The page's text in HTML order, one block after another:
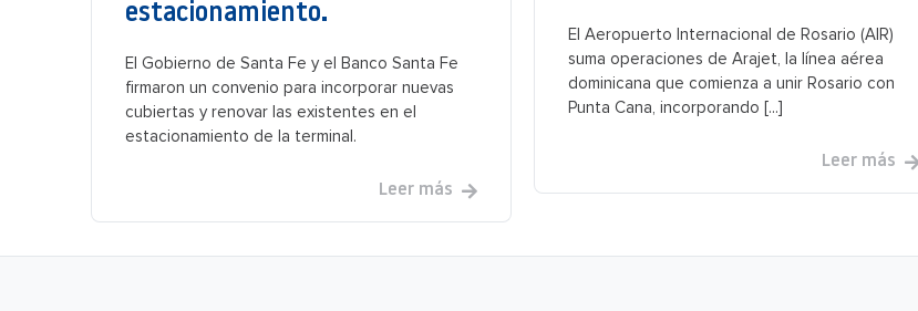
estacionamiento.
El Gobierno de Santa Fe y el Banco Santa Fe
firmaron un convenio para incorporar nuevas
cubiertas y renovar las existentes en el
estacionamiento de la terminal.
Leer más
El Aeropuerto Internacional de Rosario (AIR)
suma operaciones de Arajet, la línea aérea
dominicana que comienza a unir Rosario con
Punta Cana, incorporando [...]
Leer más